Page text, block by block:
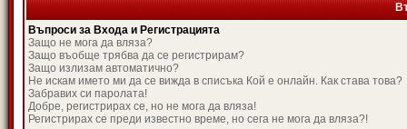
Въпроси за Входа и Регистрацията
Защо не мога да вляза?
Защо въобще трябва да се регистрирам?
Защо излизам автоматично?
Не искам името ми да се вижда в списъка Кой е онлайн. Как става това?
Забравих си паролата!
Добре, регистрирах се, но не мога да вляза!
Регистрирах се преди известно време, но сега не мога да вляза?!